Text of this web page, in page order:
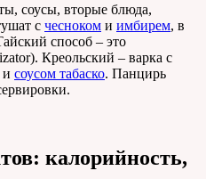
соусы, вторые блюда,
с чесноком и имбирем, в
способ – это
Креольский – варка с
и соусом табаско. Панцирь
калорийность,